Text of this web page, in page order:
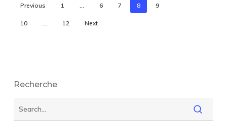
Previous 1 … 6 7 8 9
10 … 12 Next
Recherche